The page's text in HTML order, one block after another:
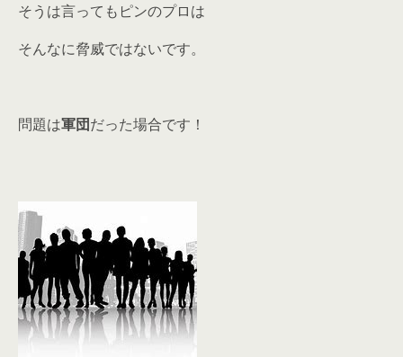
そうは言ってもピンのプロは
そんなに脅威ではないです。
問題は軍団だった場合です！